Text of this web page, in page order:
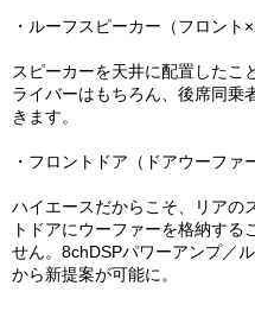
・ルーフスピーカー（フロント
スピーカーを天井に配置したこ
ライバーはもちろん、後席同乗
きます。
・フロントドア（ドアウーファ
ハイエースだからこそ、リアの
トドアにウーファーを格納する
せん。8chDSPパワーアンプ／
から新提案が可能に。